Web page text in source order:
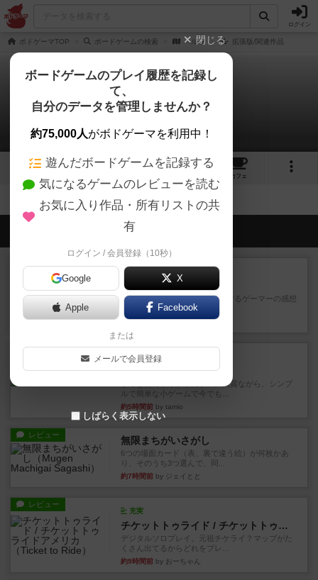
ログイン
ボドゲーマTOP ボードゲームの検索 ベルソ 拡張版/関連作品
ベルソ
拡張/関連作品 0件
1 1
カフェ
会員の新しい投稿
レビュー
ワンラウンド
星5軽〜中量級を中心にプレイするゲーマーの感想
です。今回はボードゲーム...
約3時間前by おとん
レビュー
充実
花火
ずっと前のドイツ年間ゲーム大賞ながら、シンプ
ルで簡単な小ゲームで今でも...
約5時間前 by tamio
レビュー 無限まちがいさがし
6つの場面カード（表、裏で違う絵）が何枚かあ
り、そのうち3つ選んで、同...
約7時間前 by ジェイとと
レビュー
充実
チケットトゥライド / チケットトゥライドアメリカ
デジタルソロプレイ。元祖チケライ？マップがた
くさん出てるからどれをプレ...
約9時間前 by おーちゃん
閉じる
ボードゲームのプレイ履歴を記録し
て、
自分のデータを管理しませんか？
約75,000人がボドゲーマを利用中！
遊んだボードゲームを記録する
気になるゲームのレビューを読む
お気に入り作品・所有リストの共
有
ログイン / 会員登録（10秒）
Google X
Apple Facebook
または
メールで会員登録
しばらく表示しない